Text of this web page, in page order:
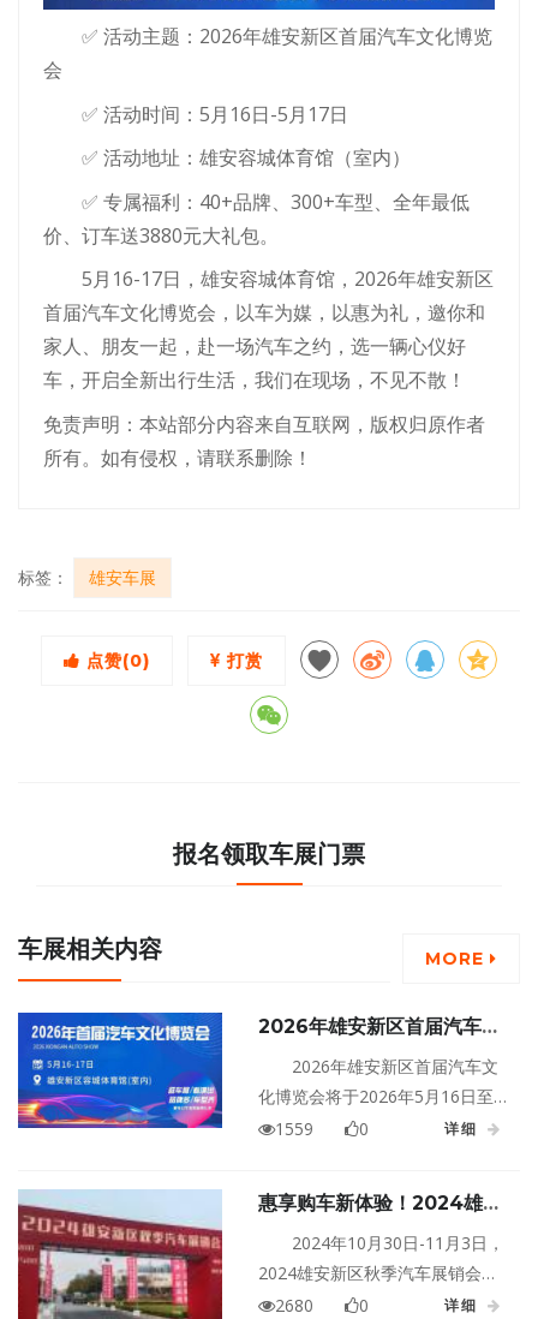
✅ 活动主题：2026年雄安新区首届汽车文化博览
会
✅ 活动时间：5月16日-5月17日
✅ 活动地址：雄安容城体育馆（室内）
✅ 专属福利：40+品牌、300+车型、全年最低
价、订车送3880元大礼包。
5月16-17日，雄安容城体育馆，2026年雄安新区
首届汽车文化博览会，以车为媒，以惠为礼，邀你和
家人、朋友一起，赴一场汽车之约，选一辆心仪好
车，开启全新出行生活，我们在现场，不见不散！
免责声明：本站部分内容来自互联网，版权归原作者
所有。如有侵权，请联系删除！
标签： 雄安车展
点赞(0) 打赏
报名领取车展门票
车展相关内容 MORE
2026年雄安新区首届汽车文
化博览会
2026年雄安新区首届汽车文
化博览会将于2026年5月16日至
17日在河北保定雄安容城体育馆
1559 0 详细
惠享购车新体验！2024雄安
新区秋季汽车展销会等你来！
2024年10月30日-11月3日，
2024雄安新区秋季汽车展销会，
于雄安新区建设者之家一号营地
2680 0 详细